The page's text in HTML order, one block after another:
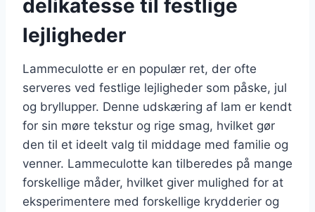
delikatesse til festlige
lejligheder
Lammeculotte er en populær ret, der ofte
serveres ved festlige lejligheder som påske, jul
og bryllupper. Denne udskæring af lam er kendt
for sin møre tekstur og rige smag, hvilket gør
den til et ideelt valg til middage med familie og
venner. Lammeculotte kan tilberedes på mange
forskellige måder, hvilket giver mulighed for at
eksperimentere med forskellige krydderier og